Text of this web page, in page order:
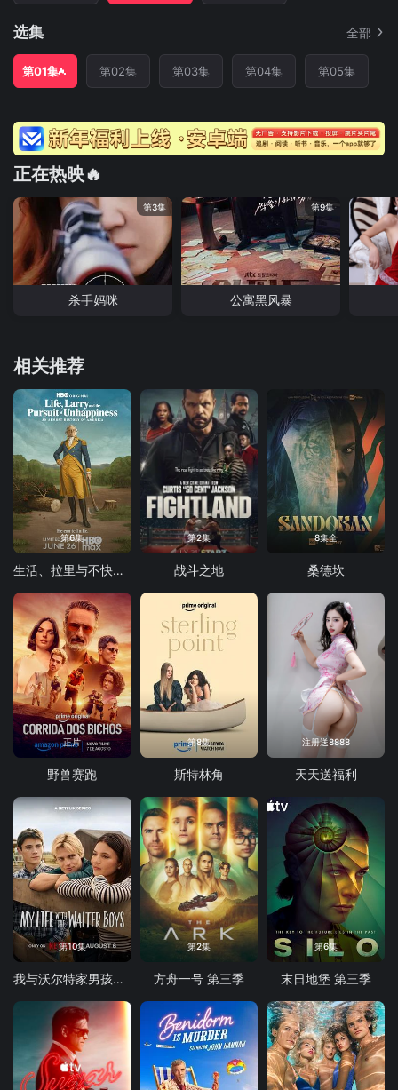
选集 全部
第01集 第02集 第03集 第04集 第05集
正在热映🔥
第3集
杀手妈咪
第9集
公寓黑风暴
相关推荐
第6集
生活、拉里与不快乐的追求：一部美国史
第2集
战斗之地
8集全
桑德坎
正片
野兽赛跑
第8集
斯特林角
注册送8888
天天送福利
第10集
我与沃尔特家男孩的生活 第三季
第2集
方舟一号 第三季
第6集
末日地堡 第三季